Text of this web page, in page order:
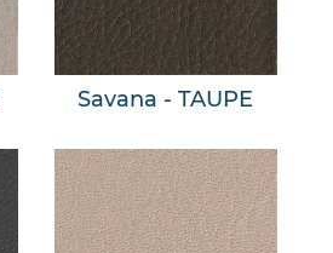
Savana - TAUPE